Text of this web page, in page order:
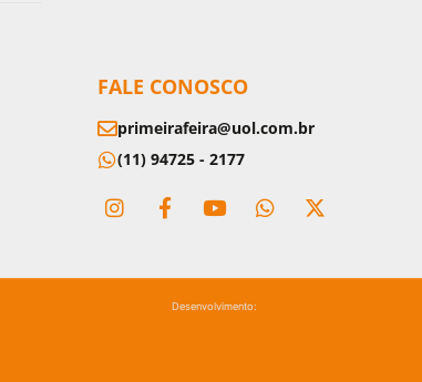
FALE CONOSCO
primeirafeira@uol.com.br
(11) 94725 - 2177
Desenvolvimento: